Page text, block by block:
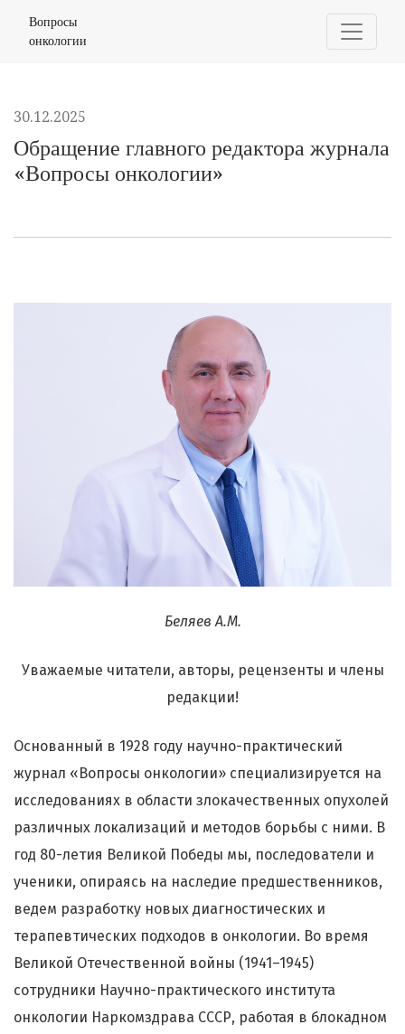
Обращение главного редактора журнала «Вопросы
Вопросы
онкологии
30.12.2025
Обращение главного редактора журнала
«Вопросы онкологии»
Беляев А.М.
Уважаемые читатели, авторы, рецензенты и члены
редакции!
Основанный в 1928 году научно-практический
журнал «Вопросы онкологии» специализируется на
исследованиях в области злокачественных опухолей
различных локализаций и методов борьбы с ними. В
год 80-летия Великой Победы мы, последователи и
ученики, опираясь на наследие предшественников,
ведем разработку новых диагностических и
терапевтических подходов в онкологии. Во время
Великой Отечественной войны (1941–1945)
сотрудники Научно-практического института
онкологии Наркомздрава СССР, работая в блокадном